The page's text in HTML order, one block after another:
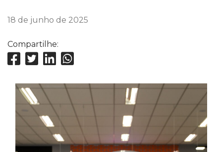
18 de junho de 2025
Compartilhe: